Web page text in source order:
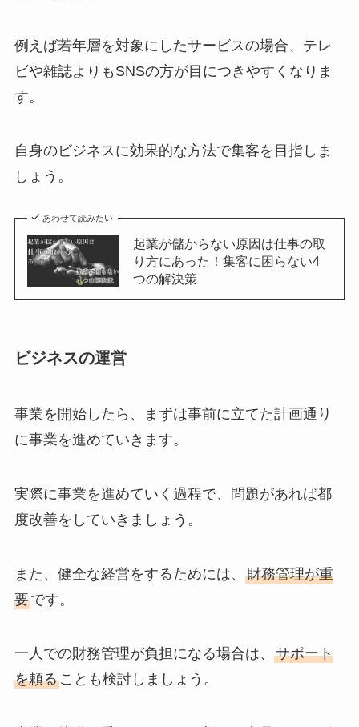
例えば若年層を対象にしたサービスの場合、テレ
ビや雑誌よりもSNSの方が目につきやすくなりま
す。
自身のビジネスに効果的な方法で集客を目指しま
しょう。
あわせて読みたい
起業が儲からない原因は仕事の取
り方にあった！集客に困らない4
つの解決策
ビジネスの運営
事業を開始したら、まずは事前に立てた計画通り
に事業を進めていきます。
実際に事業を進めていく過程で、問題があれば都
度改善をしていきましょう。
また、健全な経営をするためには、 財務管理が重
要です。
一人での財務管理が負担になる場合は、 サポート
を頼ることも検討しましょう。